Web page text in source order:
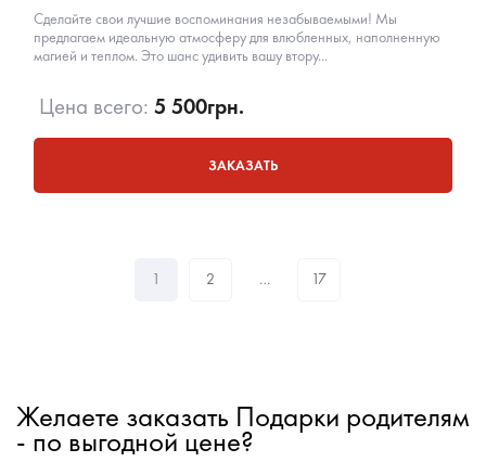
Сделайте свои лучшие воспоминания незабываемыми! Мы
предлагаем идеальную атмосферу для влюбленных, наполненную
магией и теплом. Это шанс удивить вашу втору...
Цена всего: 5 500грн.
ЗАКАЗАТЬ
1 2 … 17
Желаете заказать Подарки родителям
- по выгодной цене?